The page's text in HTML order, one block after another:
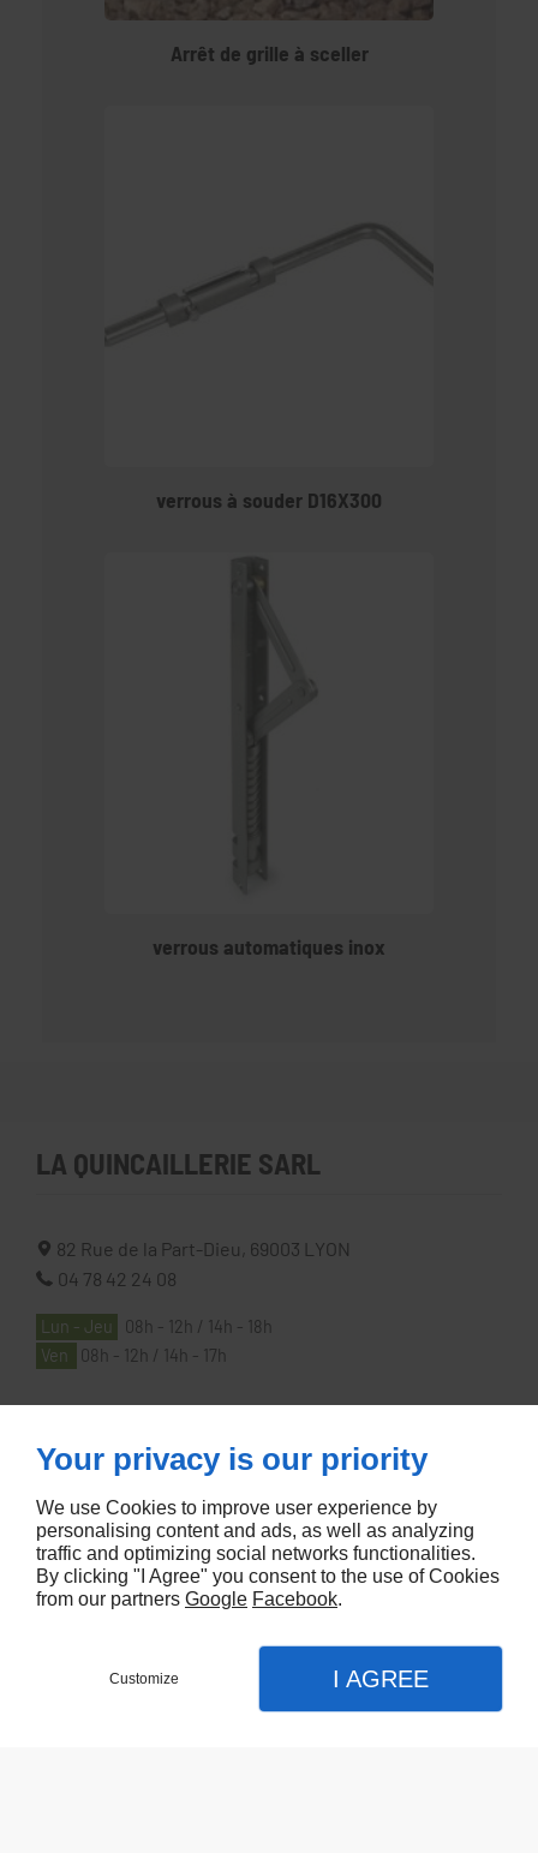
Arrêt de grille à sceller
verrous à souder D16X300
verrous automatiques inox
LA QUINCAILLERIE SARL
82 Rue de la Part-Dieu, 69003
LYON
04 78 42 24 08
Lun - Jeu
08h - 12h / 14h - 18h
Ven
08h - 12h / 14h - 17h
À PROPOS
Accueil
Contactez-nous
Mentions légales
Plan du site
Your privacy is our priority
We use Cookies to improve user experience by
personalising content and ads, as well as analyzing
traffic and optimizing social networks functionalities.
By clicking "I Agree" you consent to the use of Cookies
from our partners Google Facebook.
Customize I AGREE